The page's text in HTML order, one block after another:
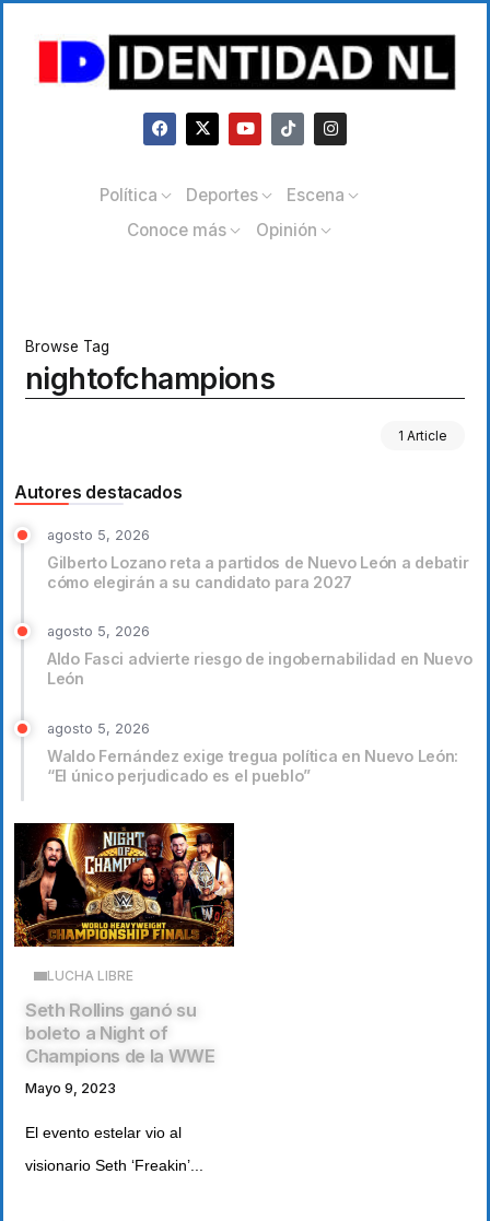
Política Deportes
Escena
Conoce más
Opinión
Browse Tag
nightofchampions
1 Article
Autores destacados
agosto 5, 2026
Gilberto Lozano reta a partidos de Nuevo León a debatir
cómo elegirán a su candidato para 2027
agosto 5, 2026
Aldo Fasci advierte riesgo de ingobernabilidad en Nuevo
León
agosto 5, 2026
Waldo Fernández exige tregua política en Nuevo León:
“El único perjudicado es el pueblo”
LUCHA LIBRE
Seth Rollins ganó su
boleto a Night of
Champions de la WWE
Mayo 9, 2023
El evento estelar vio al
visionario Seth ‘Freakin’...